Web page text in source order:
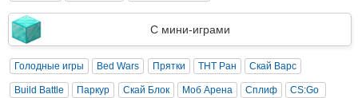
С мини-играми
Голодные игры Bed Wars Прятки ТНТ Ран Скай Варс
Build Battle Паркур Скай Блок Моб Арена Сплиф CS:Go